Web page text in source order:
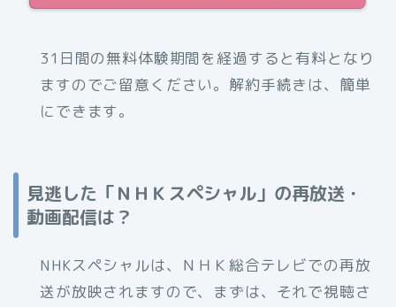
31日間の無料体験期間を経過すると有料となり
ますのでご留意ください。解約手続きは、簡単
にできます。
見逃した「ＮＨＫスペシャル」の再放送・
動画配信は？
NHKスペシャルは、ＮＨＫ総合テレビでの再放
送が放映されますので、まずは、それで視聴さ